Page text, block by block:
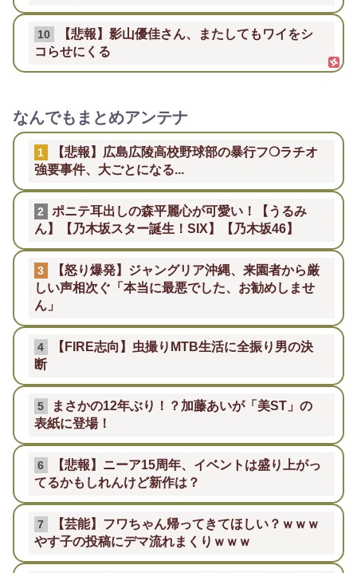
10
【悲報】影山優佳さん、またしてもワイをシ
コらせにくる
なんでもまとめアンテナ
1
【悲報】広島広陵高校野球部の暴行フ❍ラチオ
強要事件、大ごとになる...
2
ポニテ耳出しの森平麗心が可愛い！【うるみ
ん】【乃木坂スター誕生！SIX】【乃木坂46】
3
【怒り爆発】ジャングリア沖縄、来園者から厳
しい声相次ぐ「本当に最悪でした、お勧めしませ
ん」
4
【FIRE志向】虫撮りMTB生活に全振り男の決
断
5
まさかの12年ぶり！？加藤あいが「美ST」の
表紙に登場！
6
【悲報】ニーア15周年、イベントは盛り上がっ
てるかもしれんけど新作は？
7
【芸能】フワちゃん帰ってきてほしい？ｗｗｗ
やす子の投稿にデマ流れまくりｗｗｗ